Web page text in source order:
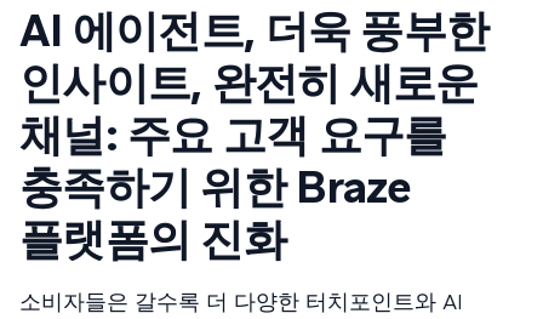
AI 에이전트, 더욱 풍부한
인사이트, 완전히 새로운
채널: 주요 고객 요구를
충족하기 위한 Braze
플랫폼의 진화
소비자들은 갈수록 더 다양한 터치포인트와 AI